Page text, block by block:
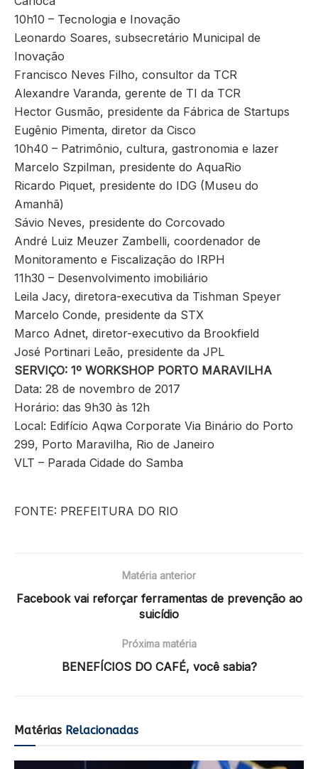
10h10 – Tecnologia e Inovação
Leonardo Soares, subsecretário Municipal de
Inovação
Francisco Neves Filho, consultor da TCR
Alexandre Varanda, gerente de TI da TCR
Hector Gusmão, presidente da Fábrica de Startups
Eugênio Pimenta, diretor da Cisco
10h40 – Patrimônio, cultura, gastronomia e lazer
Marcelo Szpilman, presidente do AquaRio
Ricardo Piquet, presidente do IDG (Museu do
Amanhã)
Sávio Neves, presidente do Corcovado
André Luiz Meuzer Zambelli, coordenador de
Monitoramento e Fiscalização do IRPH
11h30 – Desenvolvimento imobiliário
Leila Jacy, diretora-executiva da Tishman Speyer
Marcelo Conde, presidente da STX
Marco Adnet, diretor-executivo da Brookfield
José Portinari Leão, presidente da JPL
SERVIÇO: 1º WORKSHOP PORTO MARAVILHA
Data: 28 de novembro de 2017
Horário: das 9h30 às 12h
Local: Edifício Aqwa Corporate Via Binário do Porto
299, Porto Maravilha, Rio de Janeiro
VLT – Parada Cidade do Samba
FONTE: PREFEITURA DO RIO
Matéria anterior
Facebook vai reforçar ferramentas de prevenção ao
suicídio
Próxima matéria
BENEFÍCIOS DO CAFÉ, você sabia?
Matérias Relacionadas